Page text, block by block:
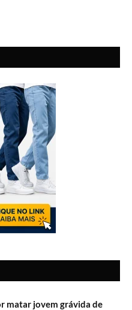
matar jovem grávida de